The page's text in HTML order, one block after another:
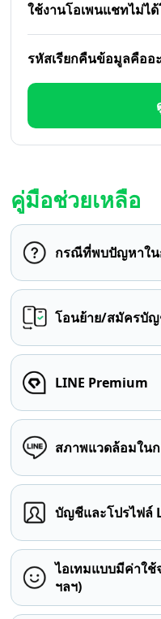
ใช้งานโอเพนแชทไม่ไ
รหัสเรียกคืนข้อมูลคืออ
คู่มือช่วยเหลือ
กรณีที่พบปัญหาใน
โอนย้าย/สมัครบัญ
LINE Premium
สภาพแวดล้อมใน
บัญชีและโปรไฟล์
ไอเทมแบบมีค่าใช้
ฯลฯ)